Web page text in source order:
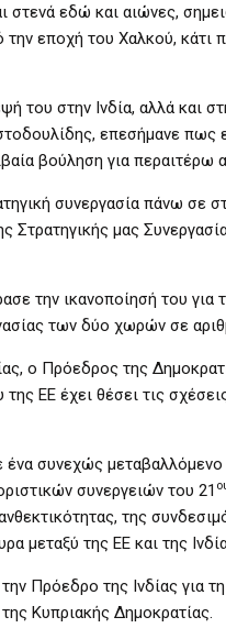
εδώ και αιώνες,
εποχή του Χαλκού, κάτι
του στην Ινδία, αλλά
επεσήμανε πως
βούληση για περαιτέρω
συνεργασία πάνω σε
Στρατηγικής μας
την ικανοποίησή του
των δύο χωρών σε
ο Πρόεδρος της
ΕΕ έχει θέσει τις
ένα συνεχώς
συνεργειών του 21
της
μεταξύ της ΕΕ και της
Πρόεδρο της Ινδίας για
Κυπριακής Δημοκρατίας.